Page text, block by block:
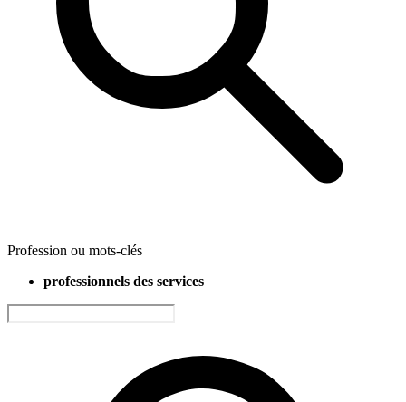
Profession ou mots-clés
professionnels des services